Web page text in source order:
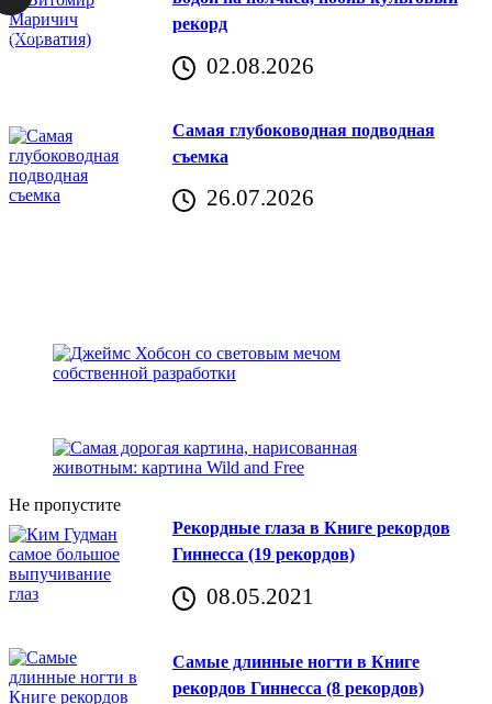
рекорд
02.08.2026
Самая глубоководная подводная
съемка
26.07.2026
Не пропустите
Рекордные глаза в Книге рекордов
Гиннесса (19 рекордов)
08.05.2021
Самые длинные ногти в Книге
рекордов Гиннесса (8 рекордов)